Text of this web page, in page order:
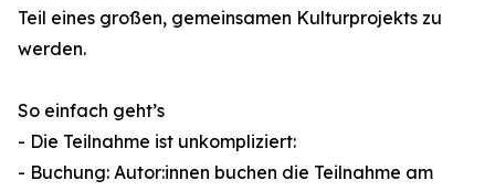
Teil eines großen, gemeinsamen Kulturprojekts zu
werden.
So einfach geht’s
- Die Teilnahme ist unkompliziert:
- Buchung: Autor:innen buchen die Teilnahme am